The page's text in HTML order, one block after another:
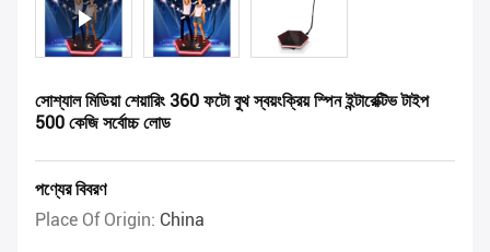
সোশ্যাল মিডিয়া শেয়ারিং 360 ফটো বুথ স্বয়ংক্রিয় স্পিন ইন্টারেক্টিভ টাইপ
500 কেজি সর্বোচ্চ লোড
পণ্যের বিবরণ
Place Of Origin: China